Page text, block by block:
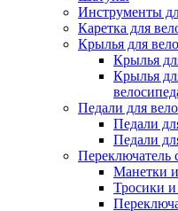
Инструменты
Каретка для
Крылья для
Крылья
Крылья
Педали для
Педали
Педали
Переключатель
Манетки
Тросики